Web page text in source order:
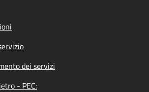
dei servizi
- PEC: